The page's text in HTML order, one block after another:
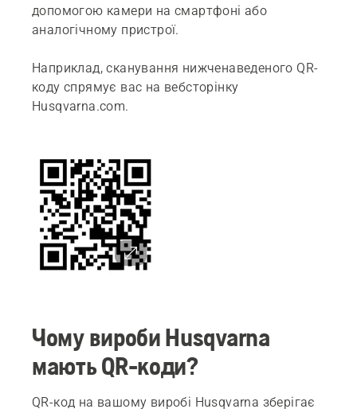
допомогою камери на смартфоні або
аналогічному пристрої.
Наприклад, сканування нижченаведеного QR-
коду спрямує вас на вебсторінку
Husqvarna.com.
Чому вироби Husqvarna
мають QR-коди?
QR-код на вашому виробі Husqvarna зберігає